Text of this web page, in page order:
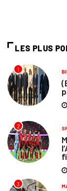
LES PLUS
1
2
3